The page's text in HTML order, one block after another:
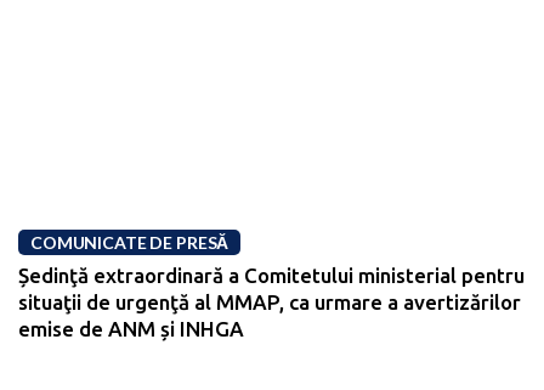
COMUNICATE DE PRESĂ
Ședinţă extraordinară a Comitetului ministerial pentru
situaţii de urgenţă al MMAP, ca urmare a avertizărilor
emise de ANM și INHGA